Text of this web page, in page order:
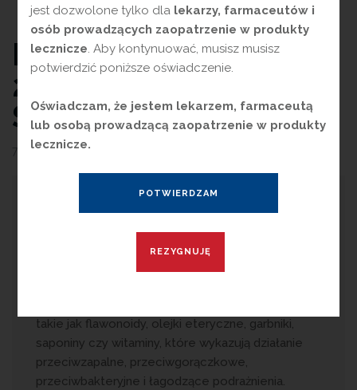
PRODUKT ROKU
2026 – CUKIERKI
SZAŁWIOWE
7 kwietnia 2026
ziołolecznictwie, a ich zastosowanie w leczeniu
takie jak flawonoidy, olejki eteryczne, garbniki,
saponiny czy witaminy, które wykazują działanie
przeciwzapalne, przeciwgorączkowe,
przeciwbakteryjne i łagodzące podrażnienia.
jest dozwolone tylko dla lekarzy, farmaceutów i
osób prowadzących zaopatrzenie w produkty
lecznicze. Aby kontynuować, musisz musisz
potwierdzić poniższe oświadczenie.
Oświadczam, że jestem lekarzem, farmaceutą
lub osobą prowadzącą zaopatrzenie w produkty
lecznicze.